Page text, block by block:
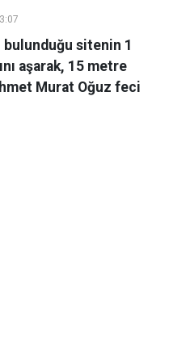
sitenin 1
aşarak, 15 metre
Murat Oğuz feci